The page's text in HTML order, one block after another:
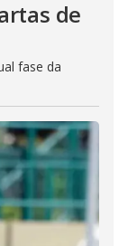
de
fase da